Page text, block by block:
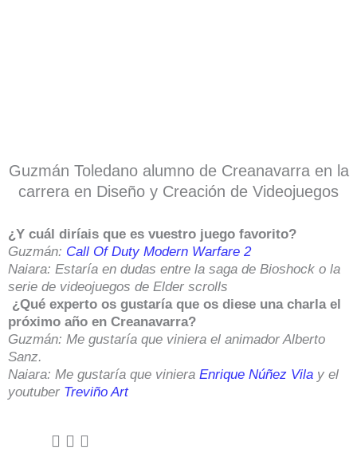
Guzmán Toledano alumno de Creanavarra en la
carrera en Diseño y Creación de Videojuegos
¿Y cuál diríais que es vuestro juego favorito?
Guzmán: Call Of Duty Modern Warfare 2
Naiara: Estaría en dudas entre la saga de Bioshock o la
serie de videojuegos de Elder scrolls
¿Qué experto os gustaría que os diese una charla el
próximo año en Creanavarra?
Guzmán: Me gustaría que viniera el animadorAlberto
Sanz.
Naiara: Me gustaría que viniera Enrique Núñez Vila y el
youtuber Treviño Art